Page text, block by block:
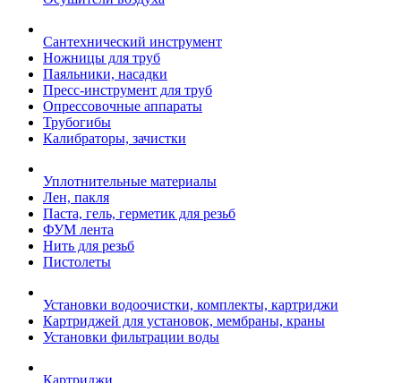
Сантехнический инструмент
Ножницы для труб
Паяльники, насадки
Пресс-инструмент для труб
Опрессовочные аппараты
Трубогибы
Калибраторы, зачистки
Уплотнительные материалы
Лен, пакля
Паста, гель, герметик для резьб
ФУМ лента
Нить для резьб
Пистолеты
Установки водоочистки, комплекты, картриджи
Картриджей для установок, мембраны, краны
Установки фильтрации воды